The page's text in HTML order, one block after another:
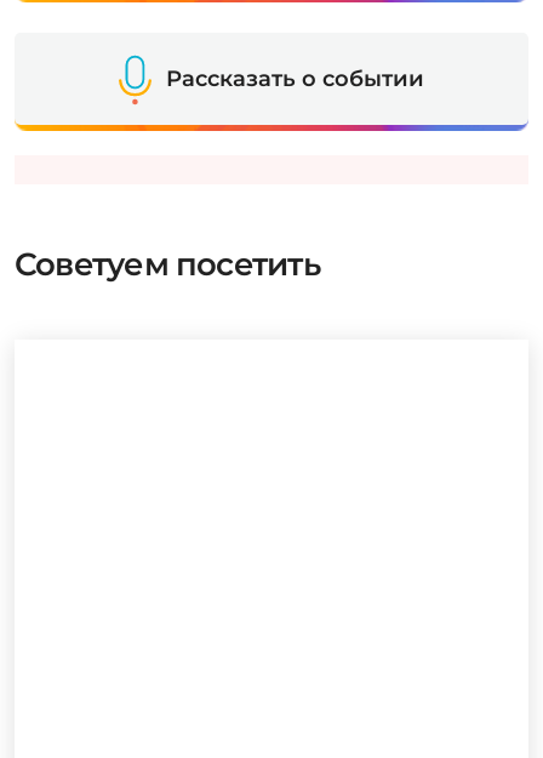
Рассказать о событии
Советуем посетить